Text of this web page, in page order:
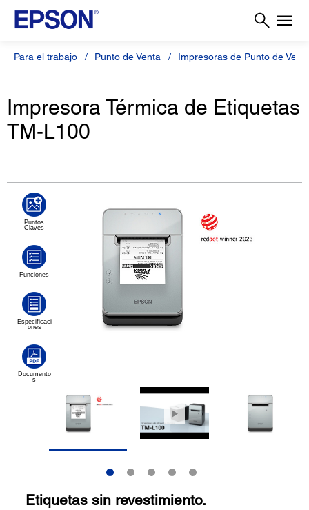
Para el trabajo Punto de Venta Impresoras de Punto de
Impresora Térmica de Etiquetas
TM-L100
Etiquetas sin revestimiento.